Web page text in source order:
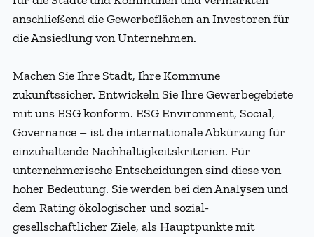
anschließend die Gewerbeflächen an Investoren für
die Ansiedlung von Unternehmen.
Machen Sie Ihre Stadt, Ihre Kommune
zukunftssicher. Entwickeln Sie Ihre Gewerbegebiete
mit uns ESG konform. ESG Environment, Social,
Governance – ist die internationale Abkürzung für
einzuhaltende Nachhaltigkeitskriterien. Für
unternehmerische Entscheidungen sind diese von
hoher Bedeutung. Sie werden bei den Analysen und
dem Rating ökologischer und sozial-
gesellschaftlicher Ziele, als Hauptpunkte mit